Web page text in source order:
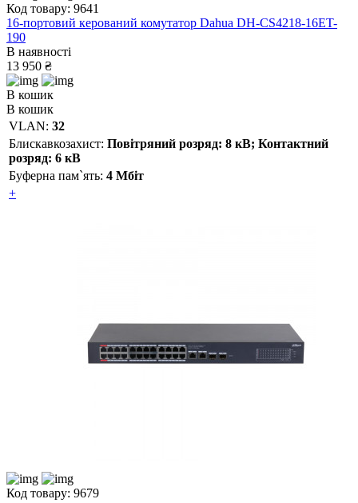
Код товару: 9641
16-портовий керований комутатор Dahua DH-CS4218-16ET-
190
В наявності
13 950 ₴
В кошик
В кошик
VLAN: 32
Блискавкозахист: Повітряний розряд: 8 кВ; Контактний
розряд: 6 кВ
Буферна пам`ять: 4 Мбіт
+
Код товару: 9679